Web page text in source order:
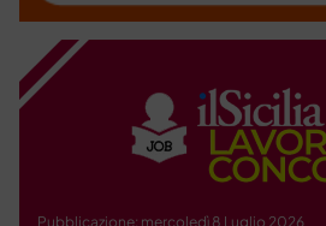
Pubblicazione: mercoledì 8 Luglio 2026